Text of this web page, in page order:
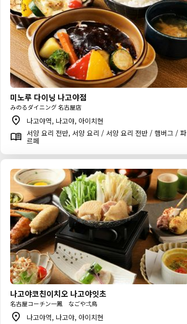
미노루 다이닝 나고야점
みのるダイニング 名古屋店
나고야역, 나고야, 아이치현
서양 요리 전반, 서양 요리 / 서양 요리 전반 / 햄버그 / 파
르페
나고야코친이치오 나고야잇초
名古屋コーチン一鳳 なごや弌鳥
나고야역, 나고야, 아이치현